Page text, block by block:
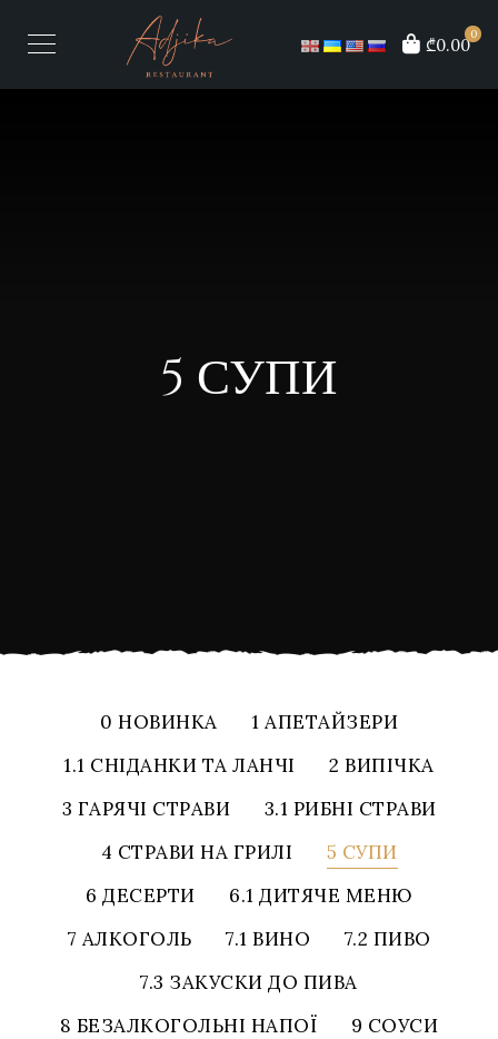
0
₾0.00
5 СУПИ
0 НОВИНКА
1 АПЕТАЙЗЕРИ
1.1 СНІДАНКИ ТА ЛАНЧІ
2 ВИПІЧКА
3 ГАРЯЧІ СТРАВИ
3.1 РИБНІ СТРАВИ
4 СТРАВИ НА ГРИЛІ
5 СУПИ
6 ДЕСЕРТИ
6.1 ДИТЯЧЕ МЕНЮ
7 АЛКОГОЛЬ
7.1 ВИНО
7.2 ПИВО
7.3 ЗАКУСКИ ДО ПИВА
8 БЕЗАЛКОГОЛЬНІ НАПОЇ
9 СОУСИ